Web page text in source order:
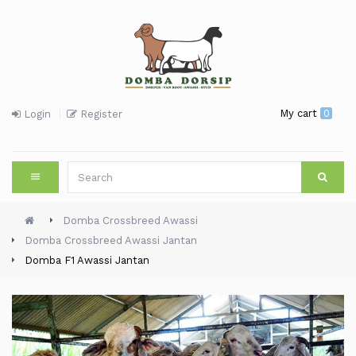
Login Register My cart 0
Domba Crossbreed Awassi
Domba Crossbreed Awassi Jantan
Domba F1 Awassi Jantan